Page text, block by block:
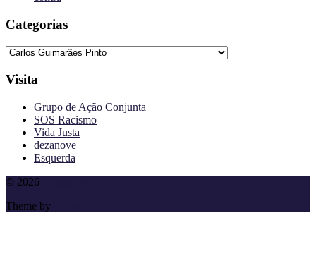
Categorias
Categorias
Visita
Grupo de Ação Conjunta
SOS Racismo
Vida Justa
dezanove
Esquerda
To
top
© 2026
Theme by